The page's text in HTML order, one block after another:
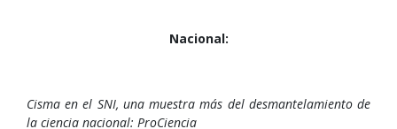
Nacional:
Cisma en el SNI, una muestra más del desmantelamiento de
la ciencia nacional: ProCiencia